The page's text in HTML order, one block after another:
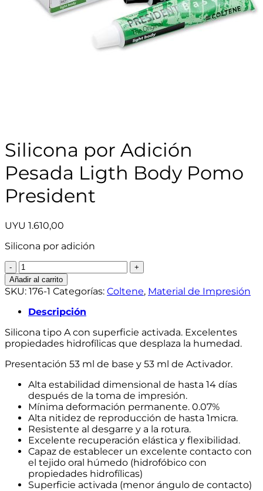
Silicona por Adición
Pesada Ligth Body Pomo
President
UYU 1.610,00
Silicona por adición
Silicona
por
Adición
Ligth
Pomo
President
Añadir al carrito
SKU: 176-1 Categorías: Coltene, Material de Impresión
Descripción
Silicona tipo A con superficie activada. Excelentes
propiedades hidrofílicas que desplaza la humedad.
Presentación 53 ml de base y 53 ml de Activador.
Alta estabilidad dimensional de hasta 14 días
después de la toma de impresión.
Mínima deformación permanente. 0.07%
Alta nitidez de reproducción de hasta 1micra.
Resistente al desgarre y a la rotura.
Excelente recuperación elástica y flexibilidad.
Capaz de establecer un excelente contacto con
el tejido oral húmedo (hidrofóbico con
propiedades hidrofílicas)
Superficie activada (menor ángulo de contacto)